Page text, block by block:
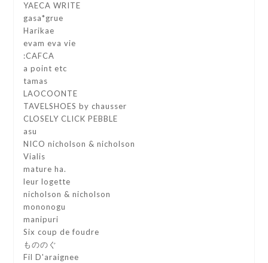
YAECA WRITE
gasa*grue
Harikae
evam eva vie
:CAFCA
a point etc
tamas
LAOCOONTE
TAVELSHOES by chausser
CLOSELY CLICK PEBBLE
asu
NICO nicholson & nicholson
Vialis
mature ha.
leur logette
nicholson & nicholson
mononogu
manipuri
Six coup de foudre
もののぐ
Fil D'araignee